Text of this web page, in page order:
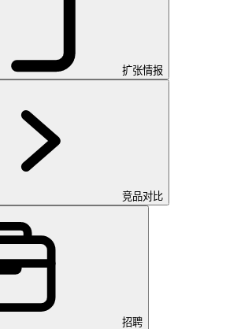
扩张情报
竞品对比
招聘